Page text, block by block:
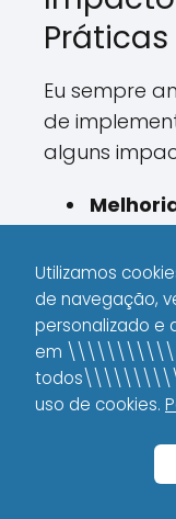
Práticas
Eu sempre
de
alguns
para
nos
Usuário:
e as
passar
Utilizamos
de navegação,
personalizado e
em
uso de cookies.